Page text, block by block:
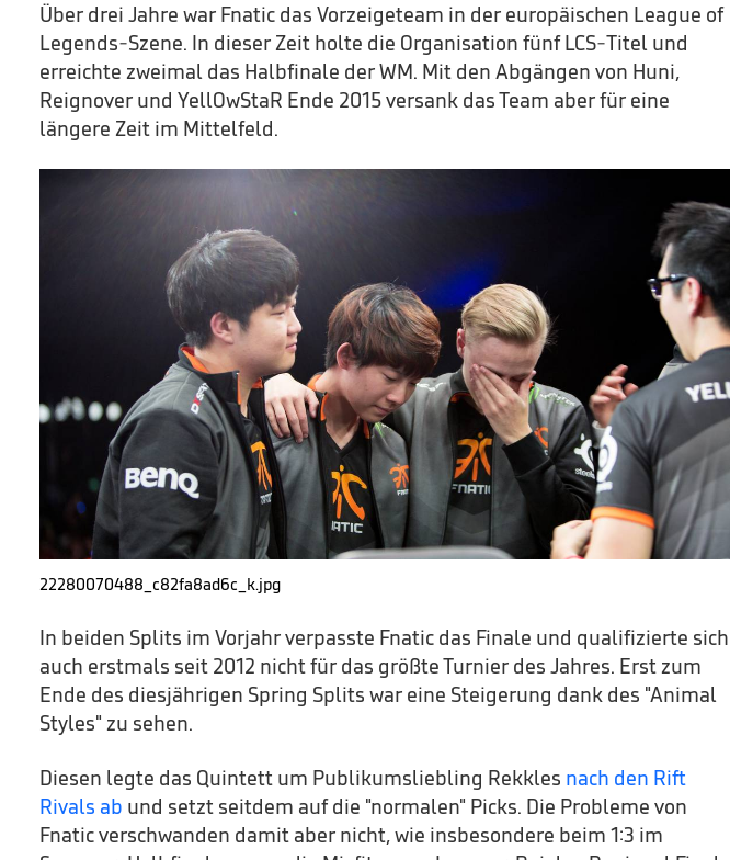
Über drei Jahre war Fnatic das Vorzeigeteam in der europäischen League of
Legends-Szene. In dieser Zeit holte die Organisation fünf LCS-Titel und
erreichte zweimal das Halbfinale der WM. Mit den Abgängen von Huni,
Reignover und YellOwStaR Ende 2015 versank das Team aber für eine
längere Zeit im Mittelfeld.
22280070488_c82fa8ad6c_k.jpg
In beiden Splits im Vorjahr verpasste Fnatic das Finale und qualifizierte sich
auch erstmals seit 2012 nicht für das größte Turnier des Jahres. Erst zum
Ende des diesjährigen Spring Splits war eine Steigerung dank des "Animal
Styles" zu sehen.
Diesen legte das Quintett um Publikumsliebling Rekkles nach den Rift
Rivals ab und setzt seitdem auf die "normalen" Picks. Die Probleme von
Fnatic verschwanden damit aber nicht, wie insbesondere beim 1:3 im